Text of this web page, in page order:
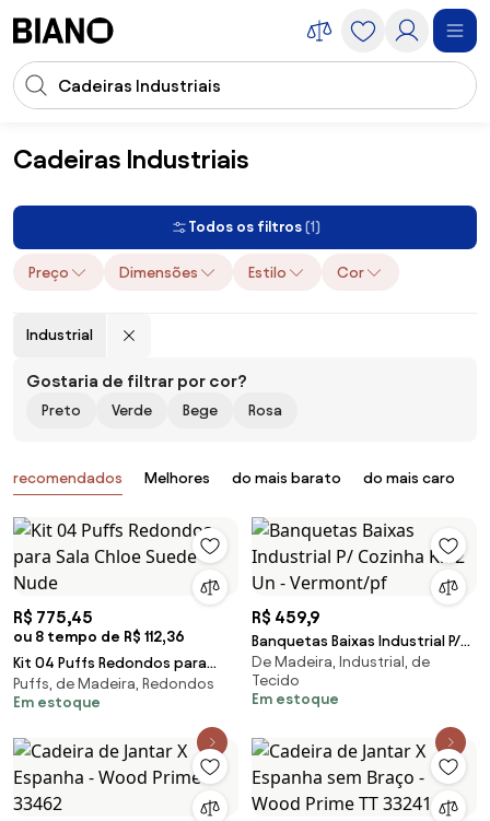
Entrada de pesquisa
Cadeiras Industriais
Móveis Cadeiras Cadeiras Industriais
Todos os filtros (1)
Preço Dimensões Estilo Cor
Industrial
Gostaria de filtrar por cor?
Preto Verde Bege Rosa
Produtos
recomendados Melhores do mais barato do mais caro
R$ 775,45
ou 8 tempo de R$ 112,36
Kit 04 Puffs Redondos para
Sala Chloe Suede Nude
Puffs, de Madeira, Redondos
Em estoque
R$ 459,9
Banquetas Baixas Industrial P/
Cozinha Kit 2 Un - Vermont/pf
De Madeira, Industrial, de
Tecido
Em estoque